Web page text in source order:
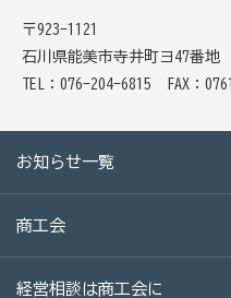
〒923-1121
石川県能美市寺井町ヨ47番地
TEL：076-204-6815
FAX：
お知らせ一覧
商工会
経営相談は商工会に
能美市商工会 広報紙 「
能美市商工会 各種様式